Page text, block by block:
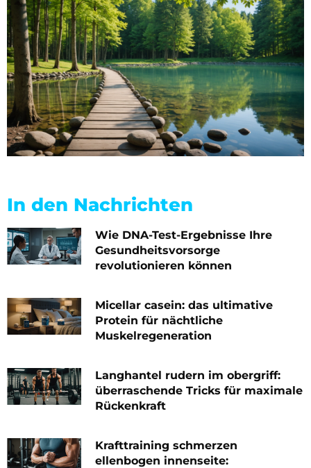
In den Nachrichten
Wie DNA-Test-Ergebnisse Ihre
Gesundheitsvorsorge
revolutionieren können
Micellar casein: das ultimative
Protein für nächtliche
Muskelregeneration
Langhantel rudern im obergriff:
überraschende Tricks für maximale
Rückenkraft
Krafttraining schmerzen
ellenbogen innenseite: